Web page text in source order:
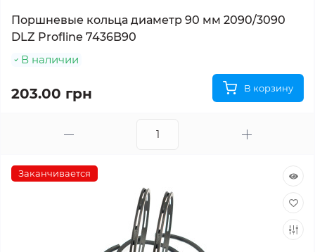
Поршневые кольца диаметр 90 мм 2090/3090
DLZ Profline 7436B90
В наличии
203.00 грн В корзину
Заканчивается